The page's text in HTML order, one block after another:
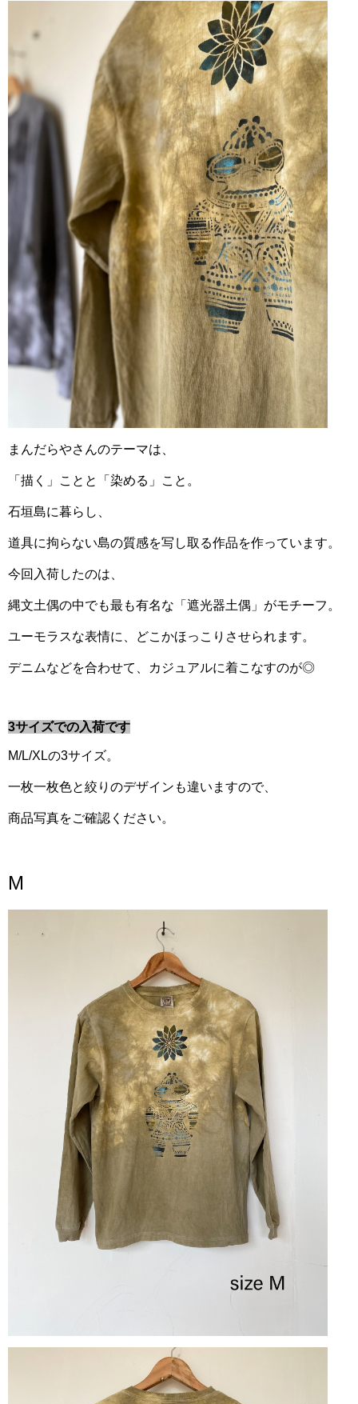
まんだらやさんのテーマは、
「描く」ことと「染める」こと。
石垣島に暮らし、
道具に拘らない島の質感を写し取る作品を作っています。
今回入荷したのは、
縄文土偶の中でも最も有名な「遮光器土偶」がモチーフ。
ユーモラスな表情に、どこかほっこりさせられます。
デニムなどを合わせて、カジュアルに着こなすのが◎
3サイズでの入荷です
M/L/XLの3サイズ。
一枚一枚色と絞りのデザインも違いますので、
商品写真をご確認ください。
M